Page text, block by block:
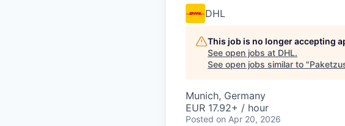
DHL
This job is no longer accepting
See open jobs at DHL.
See open jobs similar to "
Munich, Germany
EUR 17.92+ / hour
Posted on Apr 20, 2026